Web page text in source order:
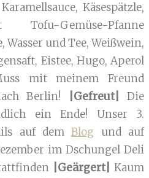
Käsespätzle,
Gemüse-Pfanne
Wasser und Tee, Weißwein,
Eistee, Hugo, Aperol
mit meinem Freund
Berlin!
|Gefreut|
Die
ein Ende! Unser 3.
auf demBlog und auf
im Dschungel Deli
|Geärgert| Kaum